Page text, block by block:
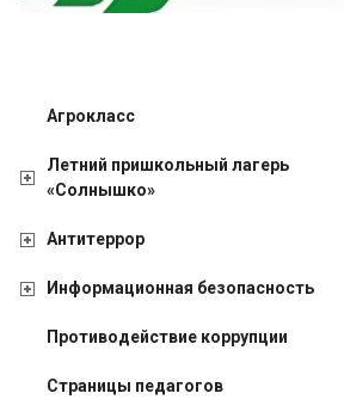
Агрокласс
Летний пришкольный лагерь
«Солнышко»
Антитеррор
Информационная безопасность
Противодействие коррупции
Страницы педагогов